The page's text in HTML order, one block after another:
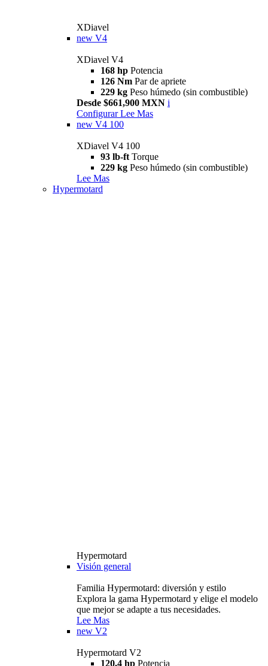
XDiavel
new V4
XDiavel V4
168 hp Potencia
126 Nm Par de apriete
229 kg Peso húmedo (sin combustible)
Desde $661,900 MXN i
Configurar Lee Mas
new V4 100
XDiavel V4 100
93 lb-ft Torque
229 kg Peso húmedo (sin combustible)
Lee Mas
Hypermotard
Hypermotard
Visión general
Familia Hypermotard: diversión y estilo
Explora la gama Hypermotard y elige el modelo
que mejor se adapte a tus necesidades.
Lee Mas
new V2
Hypermotard V2
120,4 hp Potencia